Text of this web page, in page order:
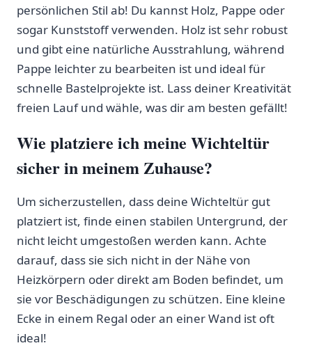
persönlichen​ Stil ab! Du kannst Holz, Pappe ⁤oder
⁢sogar Kunststoff ⁣verwenden. Holz ist sehr robust
und ⁣gibt eine natürliche Ausstrahlung, während​
Pappe leichter zu bearbeiten ist ⁤und ideal für
schnelle Bastelprojekte ist. Lass deiner⁢ Kreativität
freien ⁢Lauf und⁤ wähle, was dir am besten gefällt!
Wie platziere ich meine Wichteltür
sicher in meinem Zuhause?
Um sicherzustellen, dass deine Wichteltür gut
platziert⁢ ist, finde einen stabilen Untergrund, der
nicht⁣ leicht umgestoßen werden kann. Achte
⁤darauf, dass sie⁤ sich nicht in‌ der Nähe von
Heizkörpern⁣ oder direkt am Boden befindet, um
sie vor Beschädigungen⁣ zu schützen. Eine kleine
Ecke in einem Regal oder an einer Wand ist⁣ oft
ideal!